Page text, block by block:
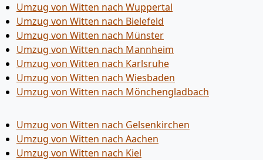
Umzug von Witten nach Wuppertal
Umzug von Witten nach Bielefeld
Umzug von Witten nach Münster
Umzug von Witten nach Mannheim
Umzug von Witten nach Karlsruhe
Umzug von Witten nach Wiesbaden
Umzug von Witten nach Mönchen­gladbach
Umzug von Witten nach Gelsenkirchen
Umzug von Witten nach Aachen
Umzug von Witten nach Kiel